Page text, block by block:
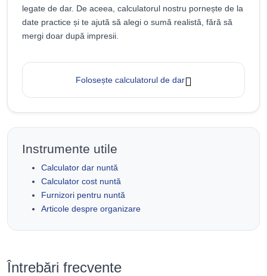
legate de dar. De aceea, calculatorul nostru pornește de la
date practice și te ajută să alegi o sumă realistă, fără să
mergi doar după impresii.
Folosește calculatorul de dar
Instrumente utile
Calculator dar nuntă
Calculator cost nuntă
Furnizori pentru nuntă
Articole despre organizare
Întrebări frecvente